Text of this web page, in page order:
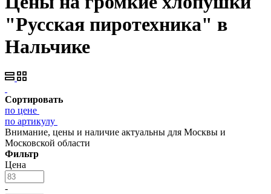
"Русская пиротехника" в
Нальчике
Сортировать
по цене
по артикулу
Внимание, цены и наличие актуальны для Москвы и
Московской области
Фильтр
Цена
-